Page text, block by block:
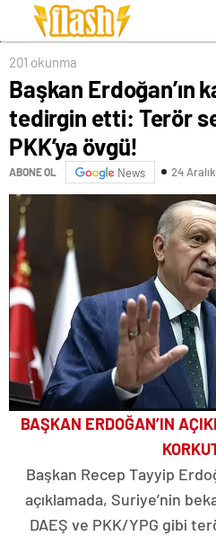
201 okunma
Başkan Erdoğan’ın
tedirgin etti: Terör
PKK’ya övgü!
ABONE OL News 24
BAŞKAN ERDOĞAN’IN
Başkan Recep Tayyip
açıklamada, Suriye’nin
DAEŞ ve PKK/YPG gibi
oturmak zorunda